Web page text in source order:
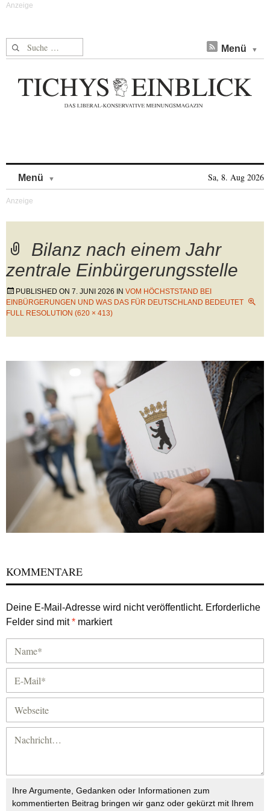
Suche nach: Menü
Menü Sa, 8. Aug 2026
Bilanz nach einem Jahr
zentrale Einbürgerungsstelle
PUBLISHED ON 7. JUNI 2026 IN VOM HÖCHSTSTAND BEI
EINBÜRGERUNGEN UND WAS DAS FÜR DEUTSCHLAND BEDEUTET
FULL RESOLUTION (620 × 413)
KOMMENTARE
Deine E-Mail-Adresse wird nicht veröffentlicht. Erforderliche
Felder sind mit* markiert
Ihre Argumente, Gedanken oder Informationen zum
kommentierten Beitrag bringen wir ganz oder gekürzt mit Ihrem